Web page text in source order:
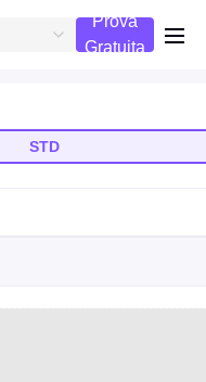
Prova
Gratuita
STD